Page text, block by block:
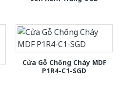
Cửa Gỗ Chống Cháy MDF
P1R4-C1-SGD